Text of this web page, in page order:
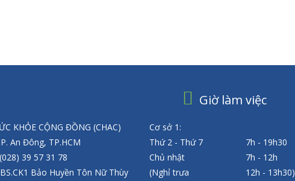
KHỎE CỘNG ĐỒNG (CHAC)
An Đông, TP.HCM
39 57 31 78
Bảo Huyền Tôn Nữ Thùy
Giờ làm việc
Cơ sở 1:
Thứ 2 - Thứ 7
7h - 19h30
Chủ nhật
7h - 12h
(Nghỉ trưa
12h - 13h30)